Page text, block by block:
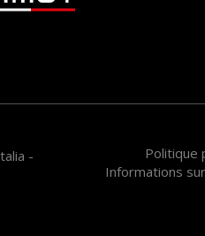
-
Politique
Informations